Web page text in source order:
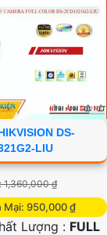
DS-
LIU
1,360,000 ₫
Mại: 950,000 ₫
Lượng : FULL